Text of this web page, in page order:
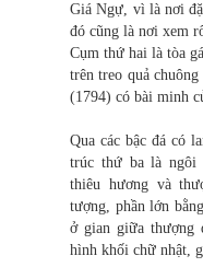
Giá Ngự, vì là nơi
đó cũng là nơi xem
Cụm thứ hai là tòa
trên treo quả
(1794) có bài minh
Qua các bậc đá có
trúc thứ ba là ngôi
thiêu hương và
tượng, phần lớn
ở gian giữa thượng
hình khối chữ nhật,